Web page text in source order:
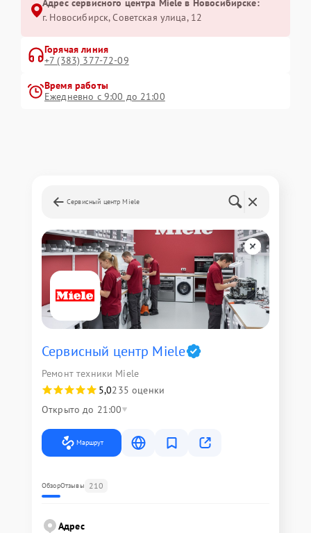
Адрес сервисного центра Miele в Новосибирске:
г. Новосибирск, Советская улица, 12
Горячая линия
+7 (383) 377-72-09
Время работы
Ежедневно с 9:00 до 21:00
Сервисный центр Miele
Сервисный центр Miele
Ремонт техники Miele
5,0235 оценки
Открыто до 21:00
Маршрут
ОбзорОтзывы 210
Адрес